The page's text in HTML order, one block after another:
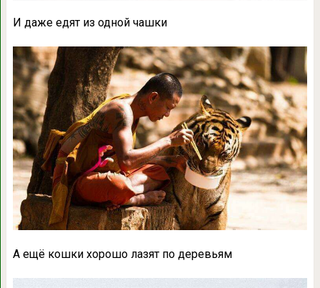
И даже едят из одной чашки
А ещё кошки хорошо лазят по деревьям